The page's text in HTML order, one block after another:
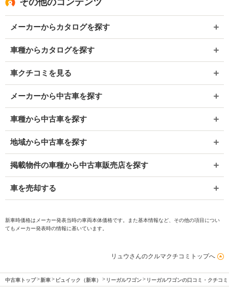
メーカーからカタログを探す
車種からカタログを探す
車クチコミを見る
メーカーから中古車を探す
車種から中古車を探す
地域から中古車を探す
掲載物件の車種から中古車販売店を探す
車を売却する
新車時価格はメーカー発表当時の車両本体価格です。また基本情報など、その他の項目につい
てもメーカー発表時の情報に基いています。
リュウさんのクルマクチコミトップへ
中古車トップ 新車 ビュイック（新車） リーガルワゴン リーガルワゴンの口コミ・クチコ